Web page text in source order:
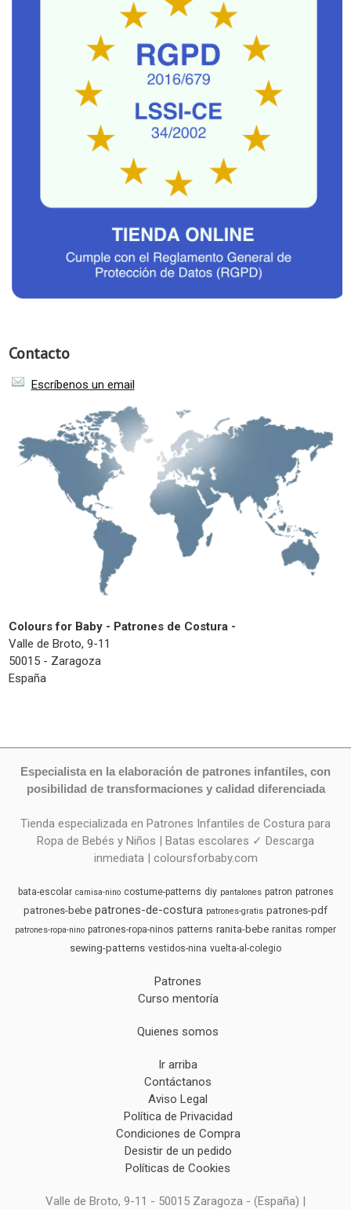
Contacto
Escríbenos un email
Colours for Baby - Patrones de Costura -
Valle de Broto, 9-11
50015 - Zaragoza
España
Especialista en la elaboración de patrones infantiles, con
posibilidad de transformaciones y calidad diferenciada
Tienda especializada en Patrones Infantiles de Costura para
Ropa de Bebés y Niños | Batas escolares ✓ Descarga
inmediata | coloursforbaby.com
bata-escolar camisa-nino costume-patterns diy pantalones patron patrones
patrones-bebe patrones-de-costura patrones-gratis patrones-pdf
patrones-ropa-nino patrones-ropa-ninos patterns ranita-bebe ranitas romper
sewing-patterns vestidos-nina vuelta-al-colegio
Patrones
Curso mentoría
Quienes somos
Ir arriba
Contáctanos
Aviso Legal
Política de Privacidad
Condiciones de Compra
Desistir de un pedido
Políticas de Cookies
Valle de Broto, 9-11 - 50015 Zaragoza - (España) |